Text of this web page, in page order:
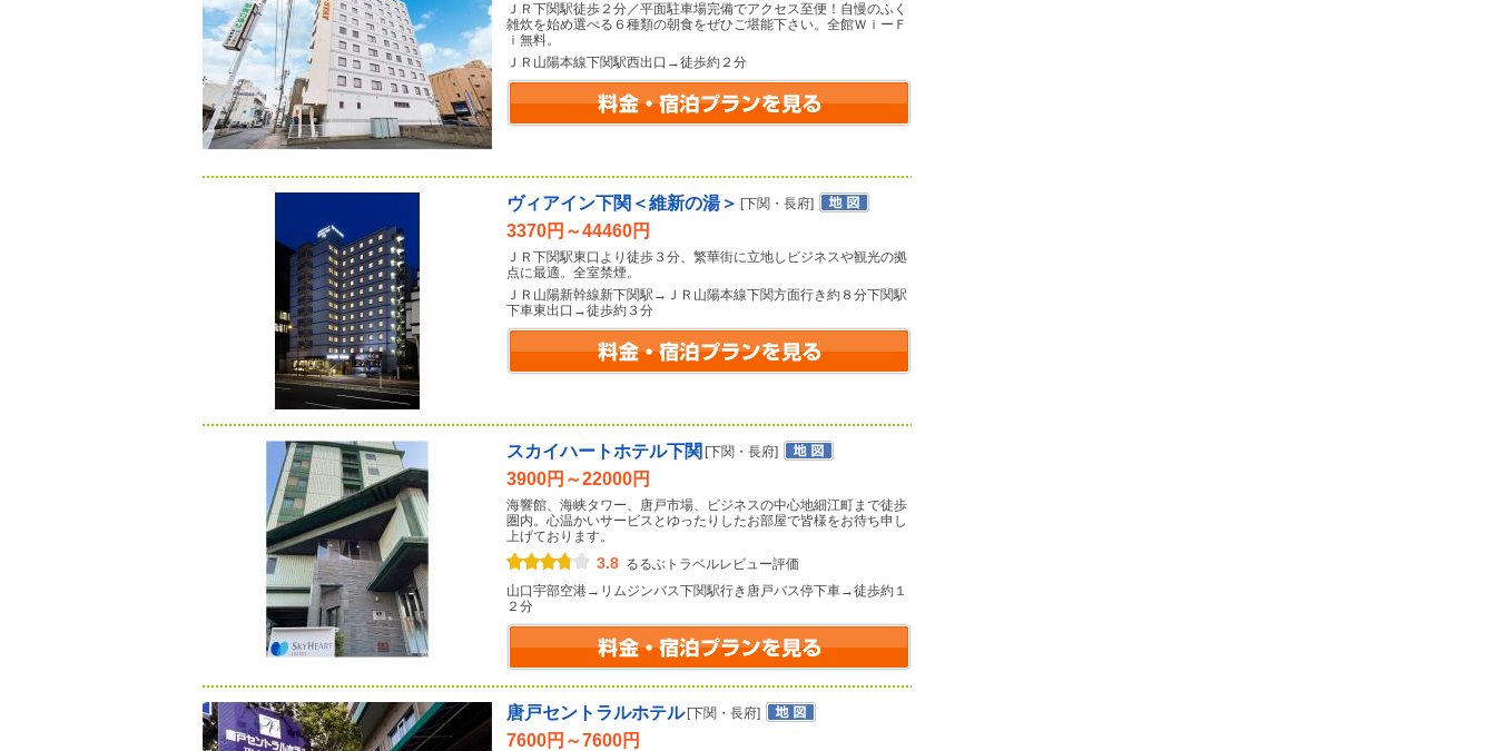
ＪＲ下関駅徒歩２分／平面駐車場完備でアクセス至便！自慢のふく
雑炊を始め選べる６種類の朝食をぜひご堪能下さい。全館ＷｉーＦ
ｉ無料。
ＪＲ山陽本線下関駅西出口→徒歩約２分
ヴィアイン下関＜維新の湯＞ [下関・長府]
3370円～44460円
ＪＲ下関駅東口より徒歩３分、繁華街に立地しビジネスや観光の拠
点に最適。全室禁煙。
ＪＲ山陽新幹線新下関駅→ＪＲ山陽本線下関方面行き約８分下関駅
下車東出口→徒歩約３分
スカイハートホテル下関 [下関・長府]
3900円～22000円
海響館、海峡タワー、唐戸市場、ビジネスの中心地細江町まで徒歩
圏内。心温かいサービスとゆったりしたお部屋で皆様をお待ち申し
上げております。
3.8 るるぶトラベルレビュー評価
山口宇部空港→リムジンバス下関駅行き唐戸バス停下車→徒歩約１
２分
唐戸セントラルホテル [下関・長府]
7600円～7600円